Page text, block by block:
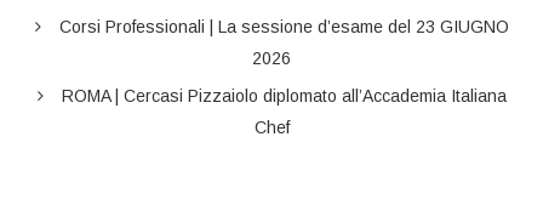
Corsi Professionali | La sessione d’esame del 23 GIUGNO
2026
ROMA | Cercasi Pizzaiolo diplomato all’Accademia Italiana
Chef